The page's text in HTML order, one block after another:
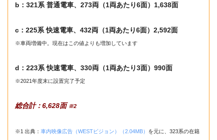
b：321系 普通電車、273両（1両あたり6面）1,638面
c：225系 快速電車、432両（1両あたり6面）2,592面
※車両増備中。現在はこの値よりも増加しています
d：223系 快速電車、330両（1両あたり3面）990面
※2021年度末に設置完了予定
総合計：6,628面※2
※1 出典：車内映像広告 （WESTビジョン）（2.04MB） を元に、323系の在籍